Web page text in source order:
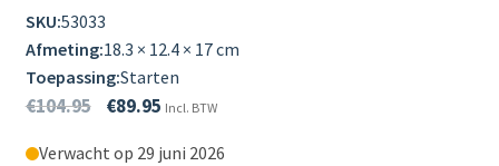
SKU:53033
Afmeting:18.3 × 12.4 × 17 cm
Toepassing:Starten
€104.95 €89.95 Incl. BTW
Verwacht op 29 juni 2026